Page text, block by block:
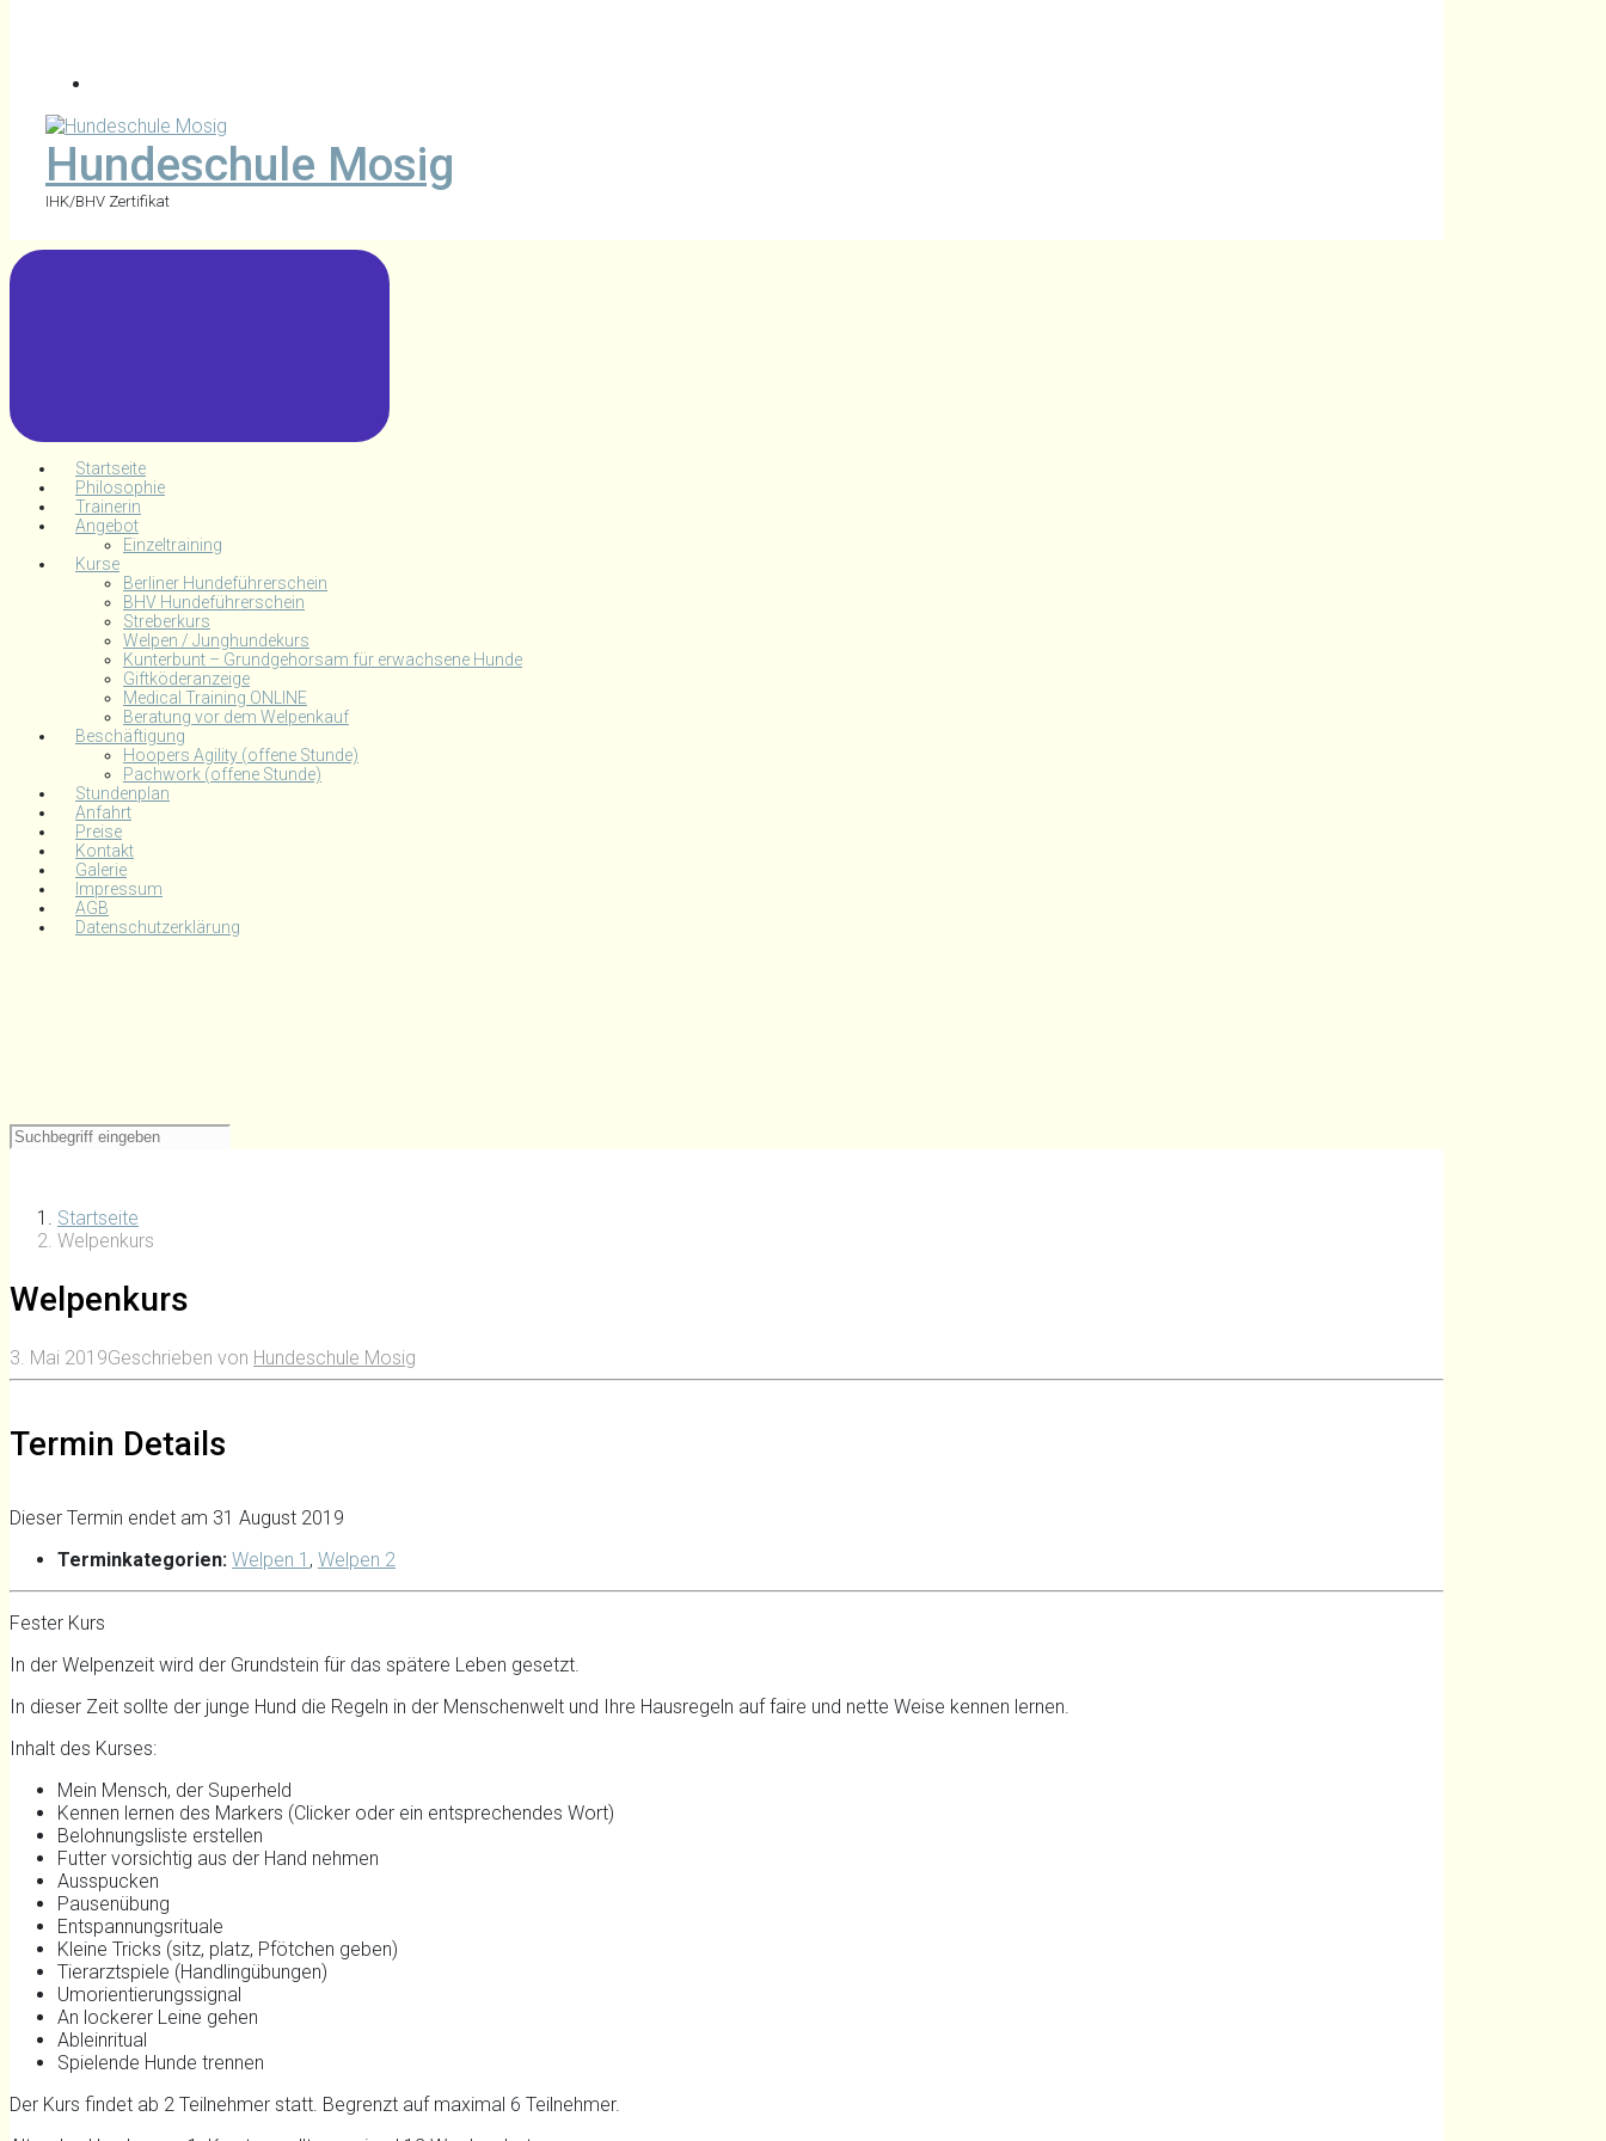
Hundeschule Mosig
IHK/BHV Zertifikat
Startseite
Philosophie
Trainerin
Angebot
Einzeltraining
Kurse
Berliner Hundeführerschein
BHV Hundeführerschein
Streberkurs
Welpen / Junghundekurs
Kunterbunt – Grundgehorsam für erwachsene Hunde
Giftköderanzeige
Medical Training ONLINE
Beratung vor dem Welpenkauf
Beschäftigung
Hoopers Agility (offene Stunde)
Pachwork (offene Stunde)
Stundenplan
Anfahrt
Preise
Kontakt
Galerie
Impressum
AGB
Datenschutzerklärung
Startseite
Welpenkurs
Welpenkurs
3. Mai 2019Geschrieben von Hundeschule Mosig
Termin Details
Dieser Termin endet am 31 August 2019
Terminkategorien: Welpen 1 , Welpen 2
Fester Kurs
In der Welpenzeit wird der Grundstein für das spätere Leben gesetzt.
In dieser Zeit sollte der junge Hund die Regeln in der Menschenwelt und Ihre Hausregeln auf faire und nette Weise kennen lernen.
Inhalt des Kurses:
Mein Mensch, der Superheld
Kennen lernen des Markers (Clicker oder ein entsprechendes Wort)
Belohnungsliste erstellen
Futter vorsichtig aus der Hand nehmen
Ausspucken
Pausenübung
Entspannungsrituale
Kleine Tricks (sitz, platz, Pfötchen geben)
Tierarztspiele (Handlingübungen)
Umorientierungssignal
An lockerer Leine gehen
Ableinritual
Spielende Hunde trennen
Der Kurs findet ab 2 Teilnehmer statt. Begrenzt auf maximal 6 Teilnehmer.